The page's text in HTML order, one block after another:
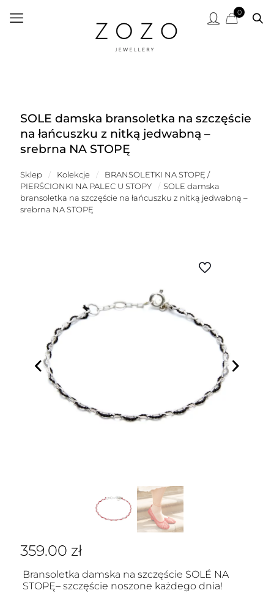
0
SOLE damska bransoletka na szczęście
na łańcuszku z nitką jedwabną –
srebrna NA STOPĘ
Sklep / Kolekcje /
BRANSOLETKI NA STOPĘ /
PIERŚCIONKI NA PALEC U STOPY
/ SOLE damska
bransoletka na szczęście na łańcuszku z nitką jedwabną –
srebrna NA STOPĘ
359.00 zł
Bransoletka damska na szczęście SOLÉ NA
STOPĘ– szczęście noszone każdego dnia!